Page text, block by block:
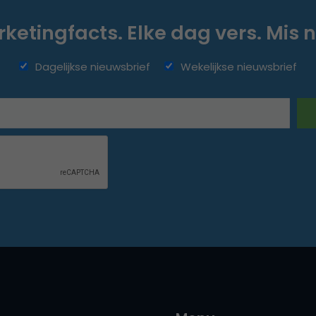
Elke dag vers. Mis
Dagelijkse nieuwsbrief Wekelijkse nieuwsbrief